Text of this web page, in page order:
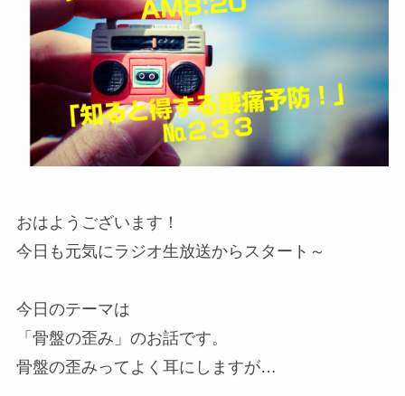
おはようございます！
今日も元気にラジオ生放送からスタート～
今日のテーマは
「骨盤の歪み」のお話です。
骨盤の歪みってよく耳にしますが…